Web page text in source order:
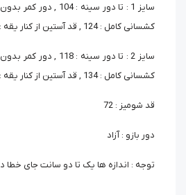
کشسانی کامل : 124 , قد آستین از کنار یقه : 65
کشسانی کامل : 134 , قد آستین از کنار یقه : 69
قد شومیز : 72
دور بازو : آزاد
توجه : اندازه ها یک تا دو سانت جای خطا